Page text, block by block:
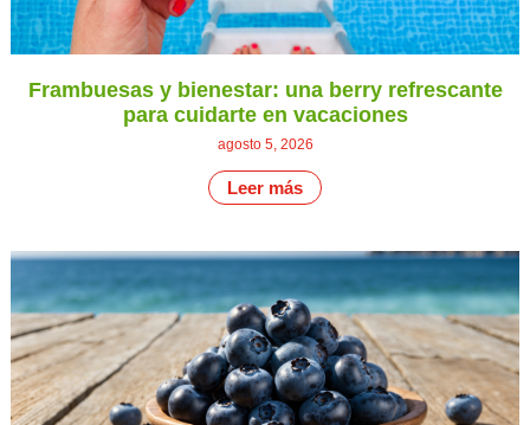
Frambuesas y bienestar: una berry refrescante
para cuidarte en vacaciones
agosto 5, 2026
Leer más